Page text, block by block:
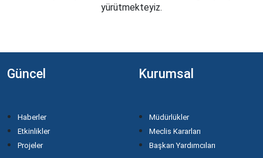
yürütmekteyiz.
Güncel
Haberler
Etkinlikler
Projeler
Kurumsal
Müdürlükler
Meclis Kararları
Başkan Yardımcıları